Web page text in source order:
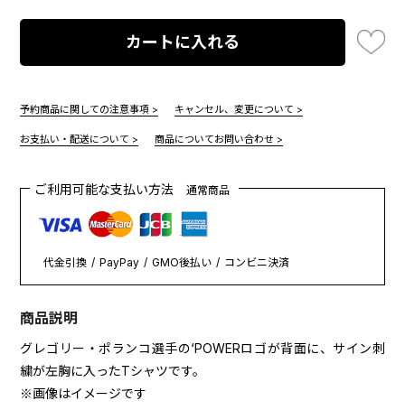
カートに入れる
予約商品に関しての注意事項 > キャンセル、変更について >
お支払い・配送について > 商品についてお問い合わせ >
ご利用可能な支払い方法通常商品
代金引換 PayPay GMO後払い コンビニ決済
商品説明
グレゴリー・ポランコ選手の‘POWERロゴが背面に、サイン刺
繍が左胸に入ったTシャツです。
※画像はイメージです